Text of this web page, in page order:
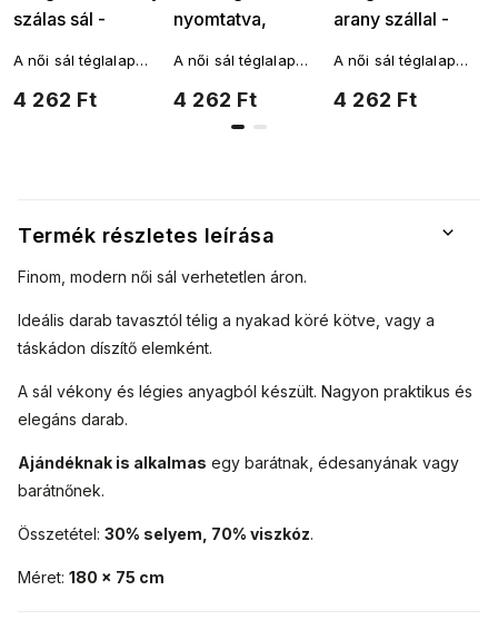
Termék részletes leírása
Finom, modern női sál verhetetlen áron.
Ideális darab tavasztól télig a nyakad köré kötve, vagy a
táskádon díszítő elemként.
A sál vékony és légies anyagból készült. Nagyon praktikus és
elegáns darab.
Ajándéknak is alkalmas egy barátnak, édesanyának vagy
barátnőnek.
Összetétel: 30% selyem, 70% viszkóz.
Méret: 180 x 75 cm
szálas sál -
színű 7200534
4 262 Ft
A női sál téglalap
többféleképpen is a
nyomtatva,
7200534-3
4 262 Ft
A női sál téglalap
többféleképpen is a
nyakad köré köthető.
arany szállal -
7200534-4
4 262 Ft
A női sál téglalap
többféleképpen is a